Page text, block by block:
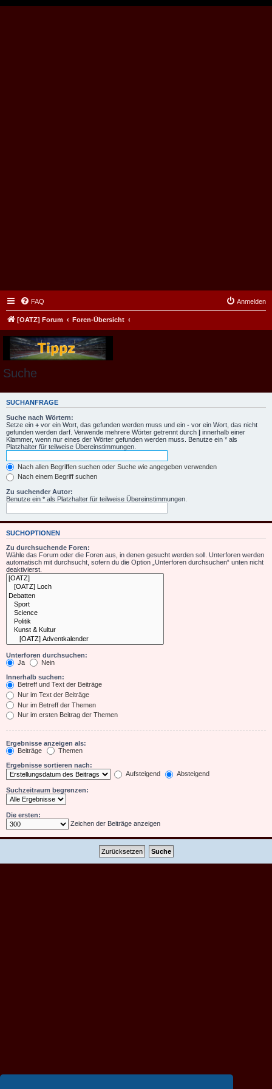
FAQ Anmelden
[OATZ] Forum Foren-Übersicht
Suche
SUCHANFRAGE
Suche nach Wörtern:
Setze ein + vor ein Wort, das gefunden werden muss und ein - vor ein Wort, das nicht
gefunden werden darf. Verwende mehrere Wörter getrennt durch | innerhalb einer
Klammer, wenn nur eines der Wörter gefunden werden muss. Benutze ein * als
Platzhalter für teilweise Übereinstimmungen.
Nach allen Begriffen suchen oder Suche wie angegeben verwenden
Nach einem Begriff suchen
Zu suchender Autor:
Benutze ein * als Platzhalter für teilweise Übereinstimmungen.
SUCHOPTIONEN
Zu durchsuchende Foren:
Wähle das Forum oder die Foren aus, in denen gesucht werden soll. Unterforen werden
automatisch mit durchsucht, sofern du die Option „Unterforen durchsuchen“ unten nicht
deaktivierst.
Unterforen durchsuchen:
Ja
Nein
Innerhalb suchen:
Betreff und Text der Beiträge
Nur im Text der Beiträge
Nur im Betreff der Themen
Nur im ersten Beitrag der Themen
Ergebnisse anzeigen als:
Beiträge
Themen
Ergebnisse sortieren nach:
Aufsteigend
Absteigend
Suchzeitraum begrenzen:
Die ersten:
Zeichen der Beiträge anzeigen